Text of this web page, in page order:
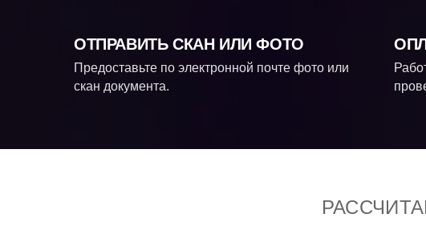
ОТПРАВИТЬ СКАН ИЛИ ФОТО
Предоставьте по электронной почте фото или
скан документа.